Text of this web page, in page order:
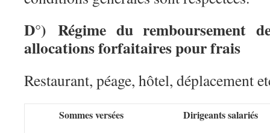
D°) Régime du remboursement
allocations forfaitaires pour frais
Restaurant, péage, hôtel, déplacement
Sommes versées Dirigeants salariés